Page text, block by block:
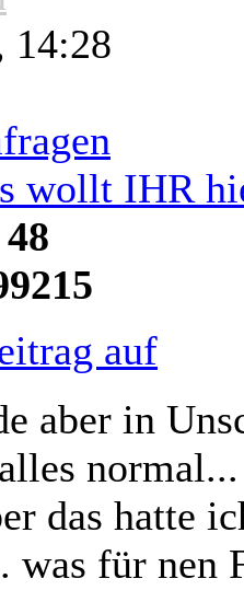
14:28
wollt IHR
48
auf
aber in
alles
das hatte
was für nen